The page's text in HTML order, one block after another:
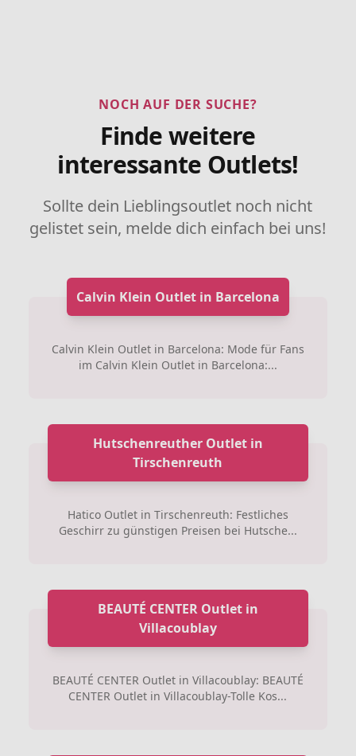
NOCH AUF DER SUCHE?
Finde weitere
interessante Outlets!
Sollte dein Lieblingsoutlet noch nicht
gelistet sein, melde dich einfach bei uns!
Calvin Klein Outlet in Barcelona
Calvin Klein Outlet in Barcelona: Mode für Fans
im Calvin Klein Outlet in Barcelona:...
Hutschenreuther Outlet in
Tirschenreuth
Hatico Outlet in Tirschenreuth: Festliches
Geschirr zu günstigen Preisen bei Hutsche...
BEAUTÉ CENTER Outlet in
Villacoublay
BEAUTÉ CENTER Outlet in Villacoublay: BEAUTÉ
CENTER Outlet in Villacoublay-Tolle Kos...